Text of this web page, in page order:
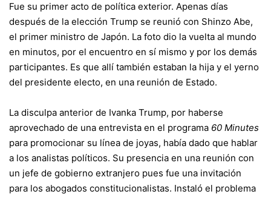
Fue su primer acto de política exterior. Apenas días
después de la elección Trump se reunió con Shinzo Abe,
el primer ministro de Japón. La foto dio la vuelta al mundo
en minutos, por el encuentro en sí mismo y por los demás
participantes. Es que allí también estaban la hija y el yerno
del presidente electo, en una reunión de Estado.
La disculpa anterior de Ivanka Trump, por haberse
aprovechado de una entrevista en el programa 60 Minutes
para promocionar su línea de joyas, había dado que hablar
a los analistas políticos. Su presencia en una reunión con
un jefe de gobierno extranjero pues fue una invitación
para los abogados constitucionalistas. Instaló el problema